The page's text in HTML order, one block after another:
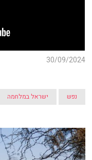
30/09/2024
נפש ישראל במלחמה